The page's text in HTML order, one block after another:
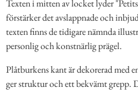
Texten i mitten av locket lyder
förstärker det avslappnade och
texten finns de tidigare nämnda
personlig och konstnärlig prägel.
Plåtburkens kant är dekorerad med
ger struktur och ett bekvämt grepp.